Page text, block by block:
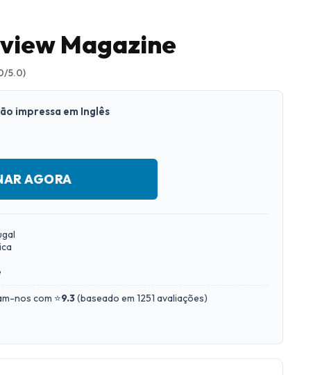
Magazine
5.0)
impressa em Inglês
AGORA
nos com ⭐9.3(baseado em 1251 avaliações)